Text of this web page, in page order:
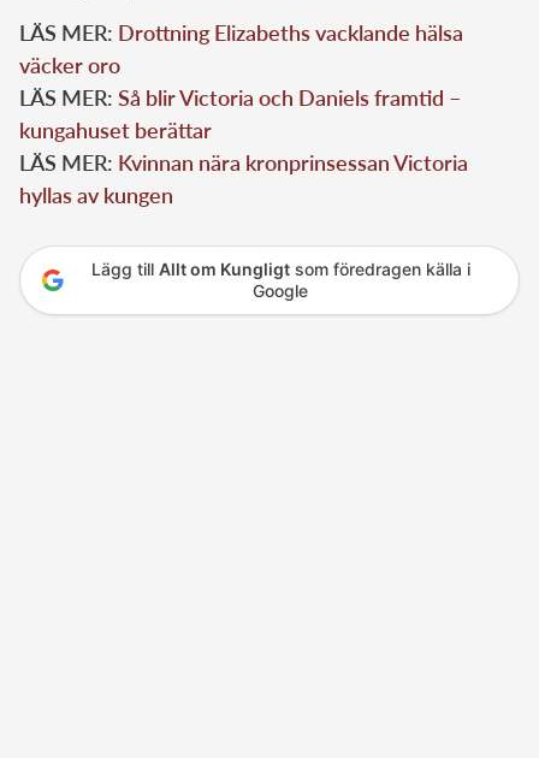
LÄS MER: Drottning Elizabeths vacklande hälsa
väcker oro
LÄS MER: Så blir Victoria och Daniels framtid –
kungahuset berättar
LÄS MER: Kvinnan nära kronprinsessan Victoria
hyllas av kungen
Lägg till Allt om Kungligtsom föredragen källa i
Google